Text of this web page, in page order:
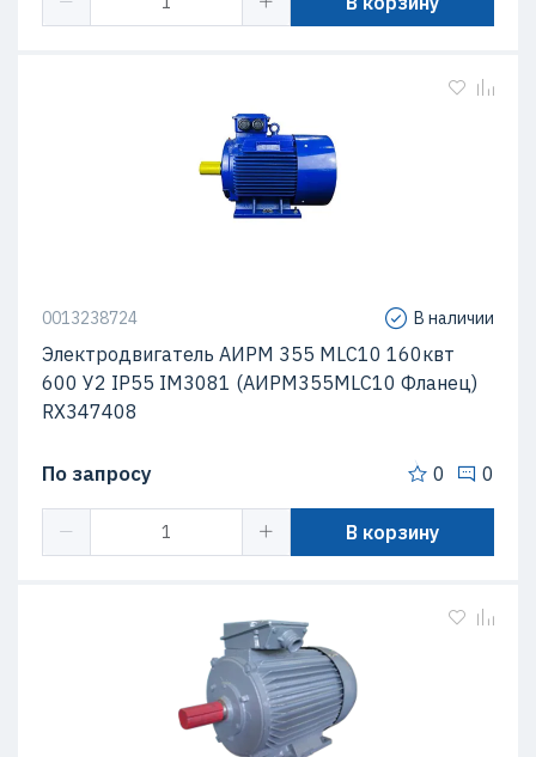
0013238724 В наличии
Электродвигатель АИРМ 355 МLC10 160квт
600 У2 IP55 IM3081 (АИРМ355МLC10 Фланец)
RX347408
По запросу 0 0
В корзину